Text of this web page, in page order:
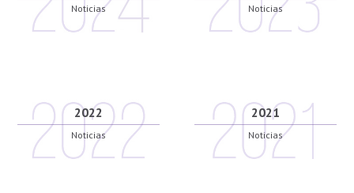
Noticias Noticias
2022
Noticias
2021
Noticias